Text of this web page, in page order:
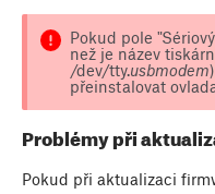
Pokud pole
než je název
/dev/tty.usbmodem
přeinstalovat
Problémy při
Pokud při aktualizaci